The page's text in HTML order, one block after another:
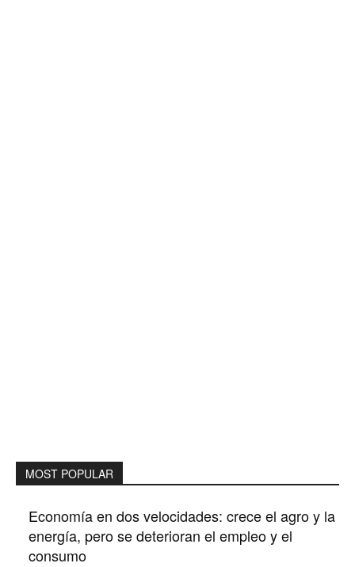
MOST POPULAR
Economía en dos velocidades: crece el agro y la
energía, pero se deterioran el empleo y el
consumo